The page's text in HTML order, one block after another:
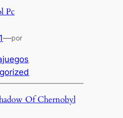
Pc
—por
Of Chernobyl